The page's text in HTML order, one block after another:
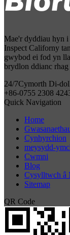
Mae'r dyddiau hyn
Inspect Californy
gwybod ei fod yn
brydlon ddianc
24/7Cymorth Di-
+86-0755 2308
Quick Navigation
Home
Cynhyrchion
meysydd-
Cwmni
Blog
Cysylltwch â
Sitemap
QR Code